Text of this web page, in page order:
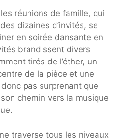
les réunions de famille, qui
dizaines d’invités, se
en soirée dansante en
brandissent divers
tirés de l’éther, un
de la pièce et une
donc pas surprenant que
chemin vers la musique
traverse tous les niveaux